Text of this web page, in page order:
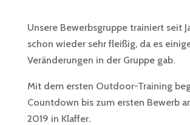
Unsere Bewerbsgruppe trainiert seit
schon wieder sehr fleißig, da es
Veränderungen in der Gruppe gab.
Mit dem ersten Outdoor-Training
Countdown bis zum ersten Bewerb
2019 in Klaffer.